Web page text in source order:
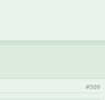
#509